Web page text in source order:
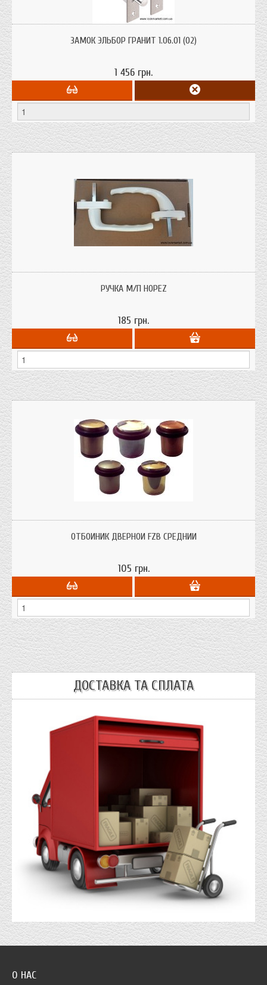
тяги для металлических дверей, ящиков, сейфов.
ЗАМОК ЭЛЬБОР ГРАНИТ 1.06.01 (02)
1 456 грн.
РУЧКА М/П HOPEZ
185 грн.
открывание двери.ОТБОЙНИК ДВЕРНОЙ FZB СРЕДНИЙ
105 грн.
ДОСТАВКА ТА СПЛАТА
О НАС